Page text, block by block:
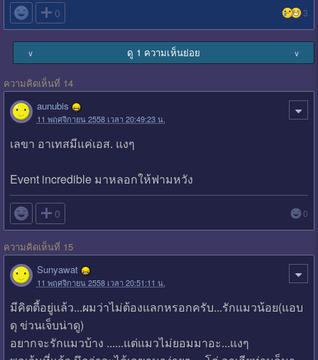
 0 3
∨ ดู 1 ความเห็นย่อย ∨
ความคิดเห็นที่ 14
aunubis
11 พฤศจิกายน 2558 เวลา 20:49:23 น.
เลขา อาเทสมีแค่เอส. แงๆ
Event incredible มาหลอกให้ฟามหวัง
 0 0
ความคิดเห็นที่ 15
Sunyawat
11 พฤศจิกายน 2558 เวลา 20:51:11 น.
มีคิตตี้อยู่แล้ว...ผมว่าไม่ต้องแลกหรอกครับ...รักแมวน้อย(แอบ
ดุ ข่วนเจ็บน่าดู)
อยากจะรักแมวบ้าง ......แต่แมวไม่ยอมมาอะ...แงๆ